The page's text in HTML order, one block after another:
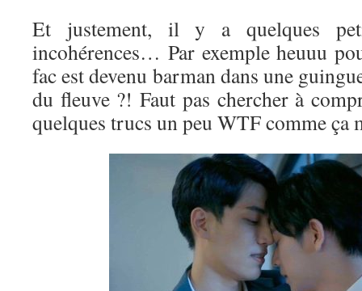
Et justement, il y a quelques
incohérences… Par exemple heuuu
fac est devenu barman dans une
du fleuve ?! Faut pas chercher à
quelques trucs un peu WTF comme